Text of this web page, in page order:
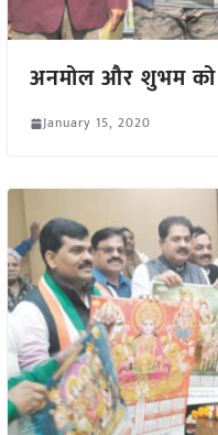
अनमोल और शुभम
January 15, 2020